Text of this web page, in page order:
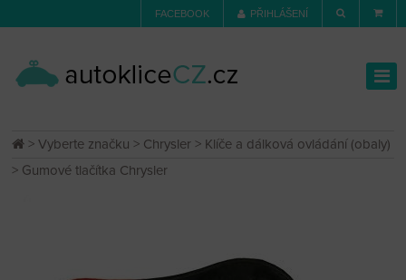
FACEBOOK PŘIHLÁŠENÍ
>Vyberte značku > Chrysler > Klíče a dálková ovládání (obaly)
> Gumové tlačítka Chrysler